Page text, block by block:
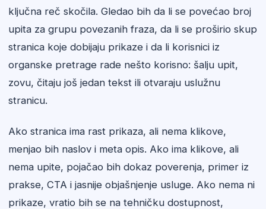
ključna reč skočila. Gledao bih da li se povećao broj
upita za grupu povezanih fraza, da li se proširio skup
stranica koje dobijaju prikaze i da li korisnici iz
organske pretrage rade nešto korisno: šalju upit,
zovu, čitaju još jedan tekst ili otvaraju uslužnu
stranicu.
Ako stranica ima rast prikaza, ali nema klikove,
menjao bih naslov i meta opis. Ako ima klikove, ali
nema upite, pojačao bih dokaz poverenja, primer iz
prakse, CTA i jasnije objašnjenje usluge. Ako nema ni
prikaze, vratio bih se na tehničku dostupnost,